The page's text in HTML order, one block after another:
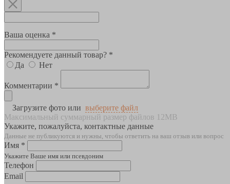
Ваша оценка *
Рекомендуете данный товар? *
Да
Нет
Комментарии *
Загрузите фото или выберите файл
Максимальный суммарный размер файлов 12MB
Укажите, пожалуйста, контактные данные
Данные не публикуются и нужны, чтобы ответить на ваш отзыв или вопрос
Имя *
Укажите Ваше имя или псевдоним
Телефон
Email